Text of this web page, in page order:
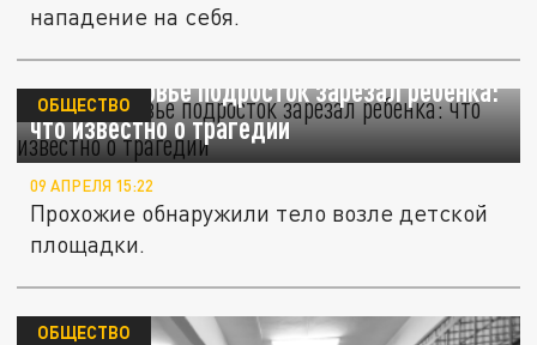
нападение на себя.
В Подмосковье подросток зарезал ребенка:
что известно о трагедии
ОБЩЕСТВО
09 АПРЕЛЯ 15:22
Прохожие обнаружили тело возле детской
площадки.
ОБЩЕСТВО